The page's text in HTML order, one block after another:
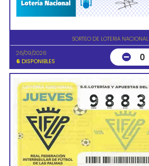
SORTEO DE LOTERIA NACIONAL
26/09/2026
6 DISPONIBLES 0